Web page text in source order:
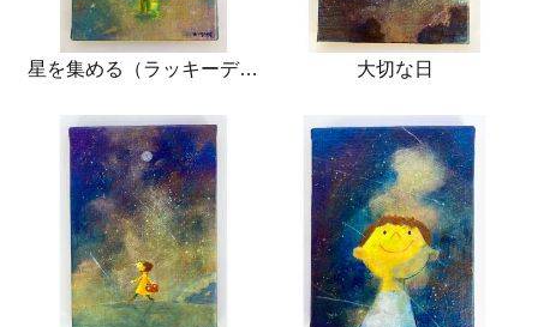
星を集める（ラッキーデイ） 大切な日